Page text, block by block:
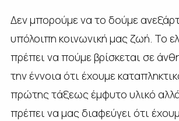
Δεν μπορούμε να το δούμε
υπόλοιπη κοινωνική μας ζωή. Το
πρέπει να πούμε βρίσκεται σε
την έννοια ότι έχουμε
πρώτης τάξεως έμφυτο υλικό
πρέπει να μας διαφεύγει ότι